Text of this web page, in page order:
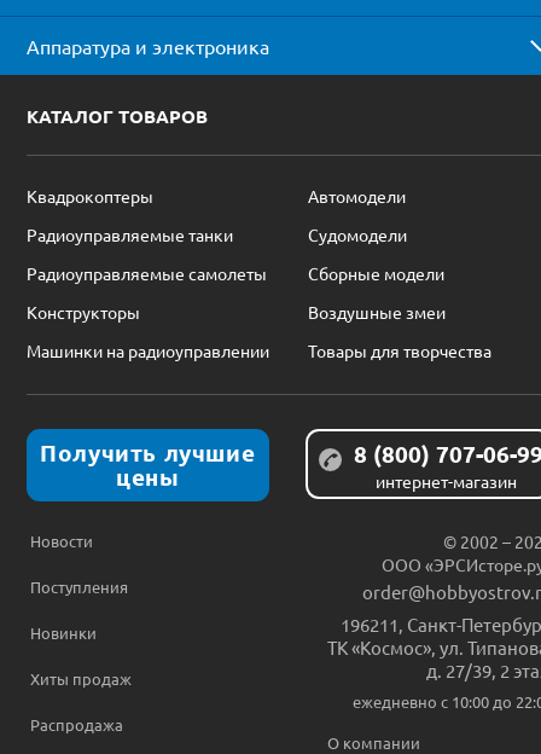
Аппаратура и электроника
КАТАЛОГ ТОВАРОВ
Квадрокоптеры
Автомодели
Радиоуправляемые танки
Судомодели
Радиоуправляемые самолеты
Сборные модели
Конструкторы
Воздушные змеи
Машинки на радиоуправлении
Товары для творчества
Получить лучшие
цены
8 (800) 707-06-
интернет-магазин
Новости
Поступления
Новинки
Хиты продаж
Распродажа
© 2002 –
ООО
196211, Санкт-
ТК «Космос», ул.
д. 27/39, 2
ежедневно c 10:00 до
О компании